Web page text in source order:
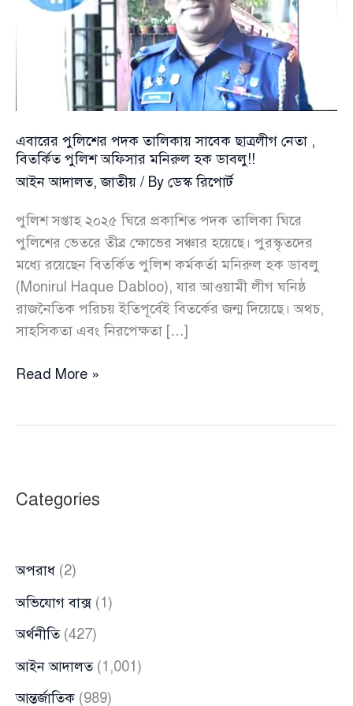
এবারের পুলিশের পদক তালিকায় সাবেক ছাত্রলীগ নেতা ,
বিতর্কিত পুলিশ অফিসার মনিরুল হক ডাবলু!!
আইন আদালত,জাতীয় / By ডেস্ক রিপোর্ট
পুলিশ সপ্তাহ ২০২৫ ঘিরে প্রকাশিত পদক তালিকা ঘিরে
পুলিশের ভেতরে তীব্র ক্ষোভের সঞ্চার হয়েছে। পুরস্কৃতদের
মধ্যে রয়েছেন বিতর্কিত পুলিশ কর্মকর্তা মনিরুল হক ডাবলু
(Monirul Haque Dabloo), যার আওয়ামী লীগ ঘনিষ্ঠ
রাজনৈতিক পরিচয় ইতিপূর্বেই বিতর্কের জন্ম দিয়েছে। অথচ,
সাহসিকতা এবং নিরপেক্ষতা […]
এবারের
নেতা
পুলিশ
অফিসার
হক
ডাবলু!!
Read More »
Categories
অপরাধ (2)
অভিযোগ বাক্স(1)
অর্থনীতি(427)
আইন আদালত(1,001)
আন্তর্জাতিক (989)